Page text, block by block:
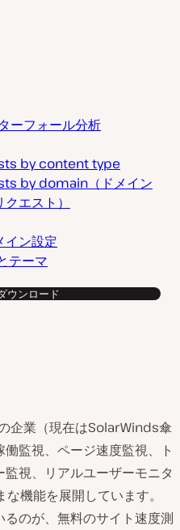
ーフォール分析
by content type
by domain（ドメイン
エスト）
イン設定
テーマ
ウンロード
企業（現在はSolarWinds傘
監視、ページ速度監視、ト
視、リアルユーザーモニタ
機能を展開しています。
のが、無料のサイト速度測